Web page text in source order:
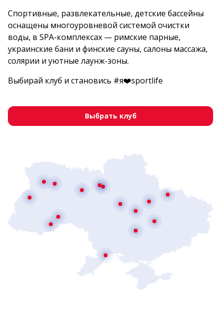
Спортивные, развлекательные, детские бассейны
оснащены многоуровневой системой очистки
воды, в SPA-комплексах — римские парные,
украинские бани и финские сауны, салоны массажа,
солярии и уютные лаунж-зоны.
Выбирай клуб и становись #я❤️sportlife
Выбрать клуб